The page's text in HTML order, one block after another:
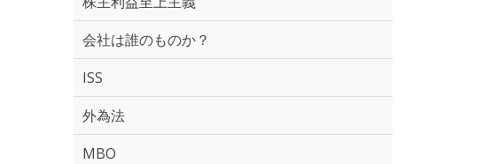
会社は誰のものか？
ISS
外為法
MBO